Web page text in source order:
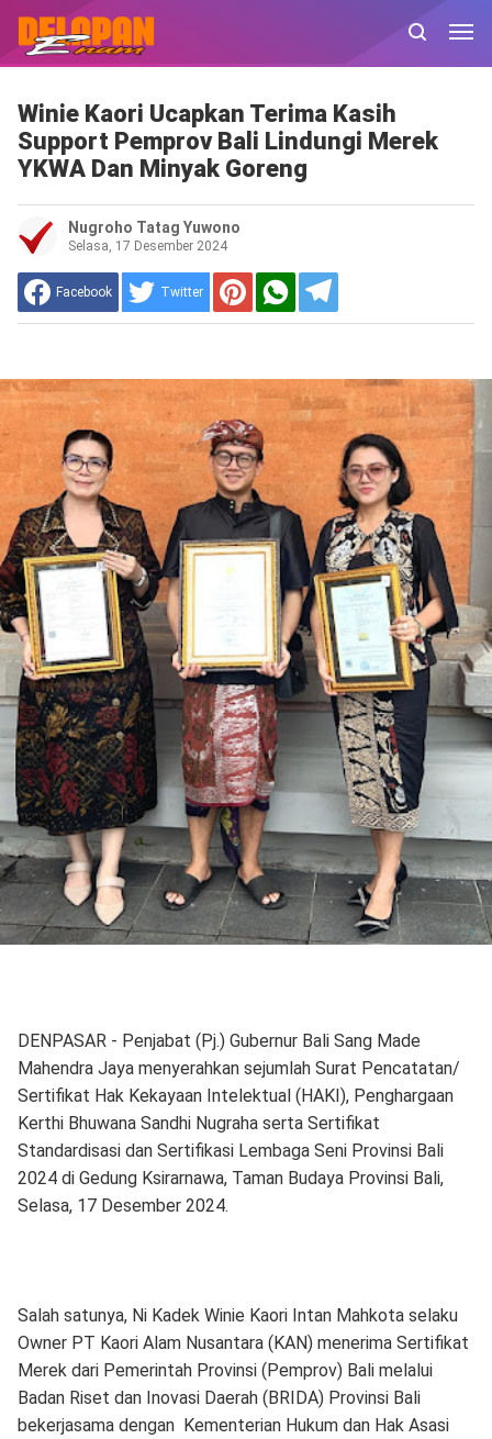
Winie Kaori Ucapkan Terima Kasih
Support Pemprov Bali Lindungi Merek
YKWA Dan Minyak Goreng
Nugroho Tatag Yuwono
Selasa, 17 Desember 2024
Facebook Twitter
DENPASAR - Penjabat (Pj.) Gubernur Bali Sang Made
Mahendra Jaya menyerahkan sejumlah Surat Pencatatan/
Sertifikat Hak Kekayaan Intelektual (HAKI), Penghargaan
Kerthi Bhuwana Sandhi Nugraha serta Sertifikat
Standardisasi dan Sertifikasi Lembaga Seni Provinsi Bali
2024 di Gedung Ksirarnawa, Taman Budaya Provinsi Bali,
Selasa, 17 Desember 2024.
Salah satunya, Ni Kadek Winie Kaori Intan Mahkota selaku
Owner PT Kaori Alam Nusantara (KAN) menerima Sertifikat
Merek dari Pemerintah Provinsi (Pemprov) Bali melalui
Badan Riset dan Inovasi Daerah (BRIDA) Provinsi Bali
bekerjasama dengan Kementerian Hukum dan Hak Asasi